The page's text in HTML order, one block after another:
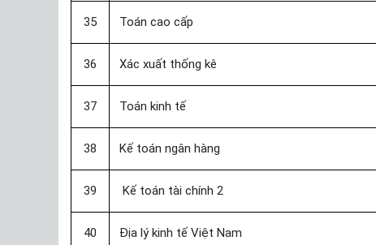
35 Toán cao cấp
36 Xác xuất thống kê
37 Toán kinh tế
38 Kế toán ngân hàng
39 Kế toán tài chính 2
40 Địa lý kinh tế Việt Nam